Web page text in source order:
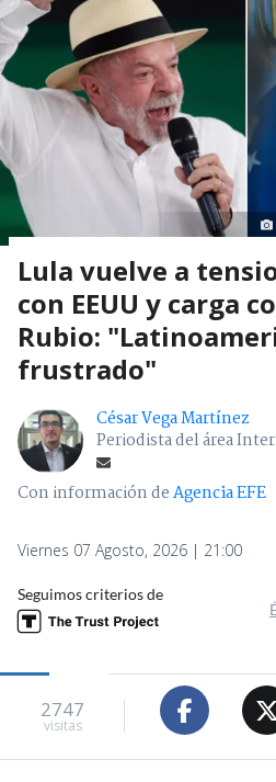
Lula vuelve a
con EEUU y carga
Rubio:
frustrado"
César Vega Martínez
Periodista del área
Con información deAgencia EFE
Viernes 07 Agosto, 2026 | 21:00
Seguimos criterios de
2747
visitas